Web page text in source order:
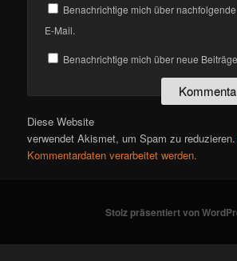
Benachrichtige mich über
E-Mail.
Benachrichtige mich über neue
Diese Website
verwendet Akismet, um Spam zu reduzieren.
Kommentardaten verarbeitet werden.
Stolz präsentiert von